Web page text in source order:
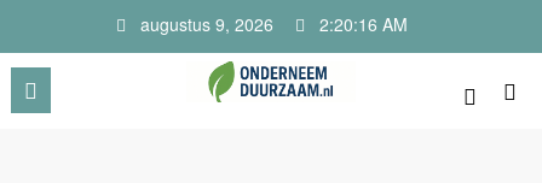
de
inhoud
augustus 9, 2026 2:20:17 AM